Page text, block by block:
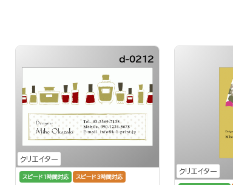
クリエイター
d-0212
スピード1時間対応 スピード3時間対応
クリエイター